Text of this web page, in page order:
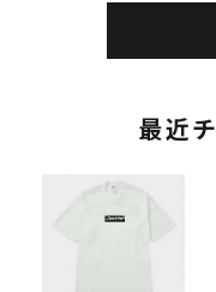
最近